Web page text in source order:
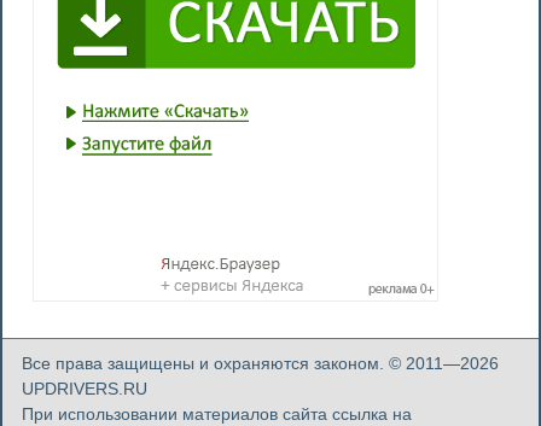
Все права защищены и охраняются законом. © 2011—2026
UPDRIVERS.RU
При использовании материалов сайта ссылка на